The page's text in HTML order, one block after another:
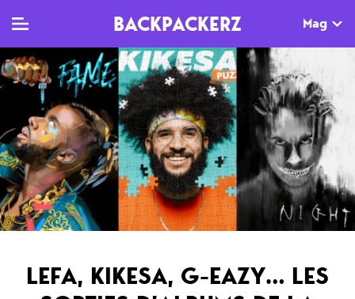
BACKPACKERZ Mag
TV
Clips
Live
Documentaires
MAG
Dossiers
Tops
Interviews
Sorties
AGENDA
Paris
Festivals
LEFA, KIKESA, G-EAZY… LES